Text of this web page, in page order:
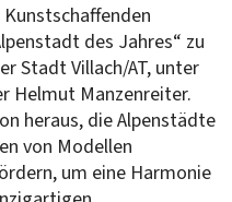
des Jahres“ zu
Stadt Villach/AT, unter
Helmut Manzenreiter.
heraus, die Alpenstädte
von Modellen
um eine Harmonie